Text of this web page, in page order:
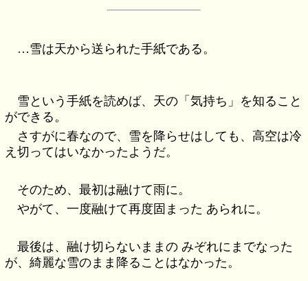
…雪は天から送られた手紙である。
雪という手紙を読めば、天の「気持ち」を知ること
ができる。
さすがに春なので、雪を降らせはしても、高空は冷
え切ってはいなかったようだ。
そのため、最初は融けて雨に。
やがて、一度融けて再度固まった あられに。
最後は、融け切らないままの みぞれにまでなった
が、綺麗な雪のまま降ることはなかった。